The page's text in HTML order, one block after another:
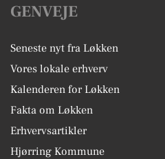
GENVEJE
Seneste nyt fra Løkken
Vores lokale erhverv
Kalenderen for Løkken
Fakta om Løkken
Erhvervsartikler
Hjørring Kommune